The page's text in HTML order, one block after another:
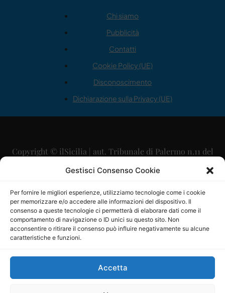
Gestisci Consenso Cookie
Per fornire le migliori esperienze, utilizziamo tecnologie come i cookie
per memorizzare e/o accedere alle informazioni del dispositivo. Il
consenso a queste tecnologie ci permetterà di elaborare dati come il
comportamento di navigazione o ID unici su questo sito. Non
acconsentire o ritirare il consenso può influire negativamente su alcune
caratteristiche e funzioni.
Accetta
Chi siamo
Pubblicità
Contatti
Cookie Policy (UE)
Disconoscimento
Dichiarazione sulla Privacy (UE)
Copyright © ilSicilia | aut. Tribunale di Palermo n.11 del
29/09/2015
Direttore Editoriale: Maurizio Scaglione
Direttore Responsabile: Maria Calabrese
P.IVA: 06334930820
Mercurio Comunicazione Società Cooperativa a r.l. è